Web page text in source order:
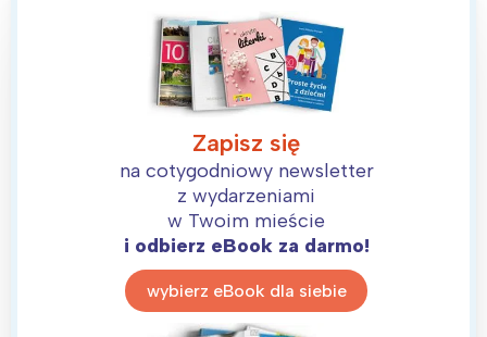
Zapisz się
na cotygodniowy newsletter
z wydarzeniami
w Twoim mieście
i odbierz eBook za darmo!
wybierz eBook dla siebie